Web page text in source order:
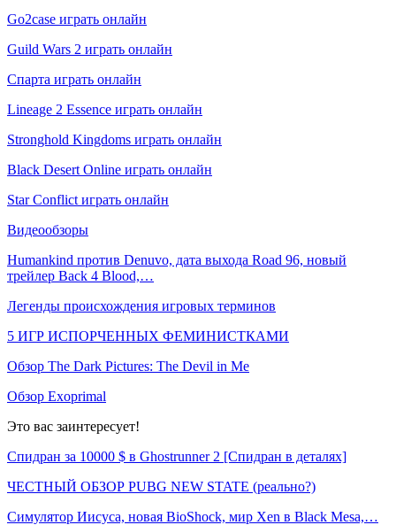
Go2case играть онлайн
Guild Wars 2 играть онлайн
Спарта играть онлайн
Lineage 2 Essence играть онлайн
Stronghold Kingdoms играть онлайн
Black Desert Online играть онлайн
Star Conflict играть онлайн
Видеообзоры
Humankind против Denuvo, дата выхода Road 96, новый
трейлер Back 4 Blood,…
Легенды происхождения игровых терминов
5 ИГР ИСПОРЧЕННЫХ ФЕМИНИСТКАМИ
Обзор The Dark Pictures: The Devil in Me
Обзор Exoprimal
Это вас заинтересует!
Спидран за 10000 $ в Ghostrunner 2 [Спидран в деталях]
ЧЕСТНЫЙ ОБЗОР PUBG NEW STATE (реально?)
Симулятор Иисуса, новая BioShock, мир Xen в Black Mesa,…